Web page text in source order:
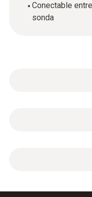
Conectable
sonda
1 extensión del